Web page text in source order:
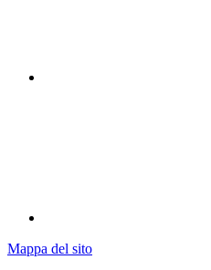
Mappa del sito